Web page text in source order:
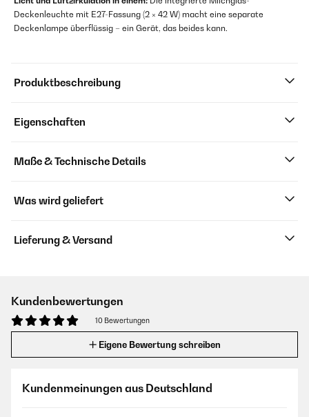
Deckenleuchte mit E27-Fassung (2 × 42 W) macht eine separate
Deckenlampe überflüssig – ein Gerät, das beides kann.
Produktbeschreibung
Eigenschaften
Maße & Technische Details
Was wird geliefert
Lieferung & Versand
Kundenbewertungen
10 Bewertungen
Eigene Bewertung schreiben
Kundenmeinungen aus Deutschland